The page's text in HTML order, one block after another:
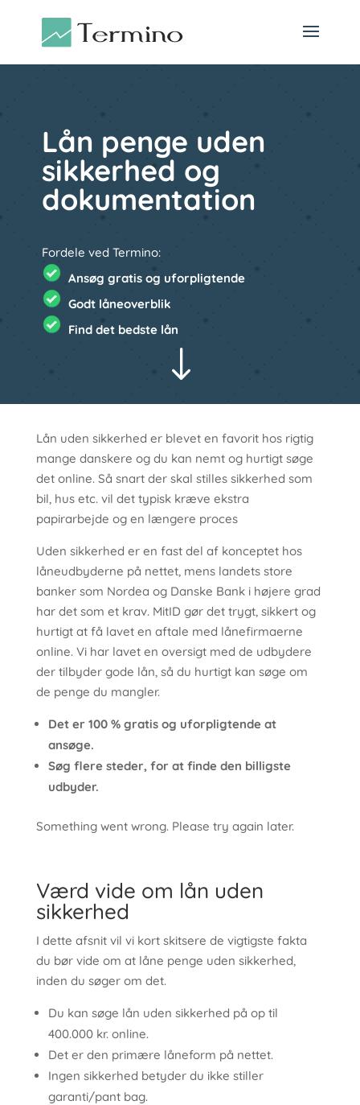
Lån penge uden
sikkerhed og
dokumentation
Fordele ved Termino:
Ansøg gratis og uforpligtende
Godt låneoverblik
Find det bedste lån
"
Lån uden sikkerhed er blevet en favorit hos rigtig
mange danskere og du kan nemt og hurtigt søge
det online. Så snart der skal stilles sikkerhed som
bil, hus etc. vil det typisk kræve ekstra
papirarbejde og en længere proces
Uden sikkerhed er en fast del af konceptet hos
låneudbyderne på nettet, mens landets store
banker som Nordea og Danske Bank i højere grad
har det som et krav. MitID gør det trygt, sikkert og
hurtigt at få lavet en aftale med lånefirmaerne
online. Vi har lavet en oversigt med de udbydere
der tilbyder gode lån, så du hurtigt kan søge om
de penge du mangler.
Det er 100 % gratis og uforpligtende at
ansøge.
Søg flere steder, for at finde den billigste
udbyder.
Something went wrong. Please try again later.
Værd vide om lån uden
sikkerhed
I dette afsnit vil vi kort skitsere de vigtigste fakta
du bør vide om at låne penge uden sikkerhed,
inden du søger om det.
Du kan søge lån uden sikkerhed på op til
400.000 kr. online.
Det er den primære låneform på nettet.
Ingen sikkerhed betyder du ikke stiller
garanti/pant bag.